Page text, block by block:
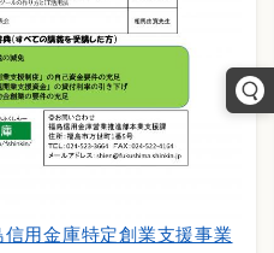
用金庫特定創業支援事業